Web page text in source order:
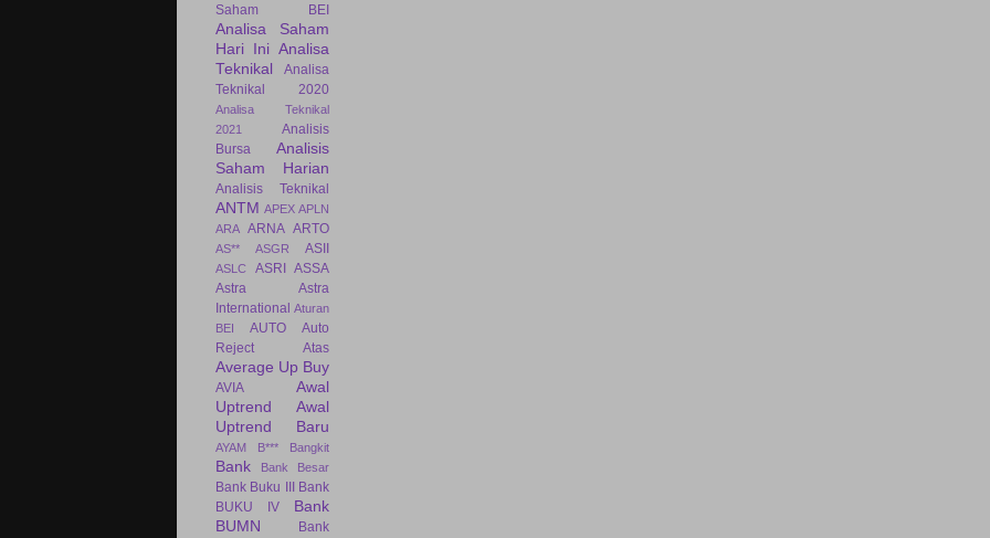
Saham BEI
Analisa Saham
Hari Ini Analisa
Teknikal
Analisa
Teknikal 2020
Analisa Teknikal
2021
Analisis
Bursa
Analisis
Saham Harian
Analisis Teknikal
ANTM APEX APLN
ARA ARNA ARTO
AS** ASGR ASII
ASLC ASRI
ASSA
Astra
Astra
International Aturan
BEI
AUTO
Auto
Reject Atas
Average Up Buy
AVIA
Awal
Uptrend
Awal
Uptrend Baru
AYAM B*** Bangkit
Bank Bank Besar
Bank Buku III
Bank
BUKU IV
Bank
BUMN
Bank